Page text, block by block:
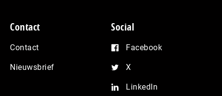
Contact
Contact
Nieuwsbrief
Social
Facebook
X
LinkedIn